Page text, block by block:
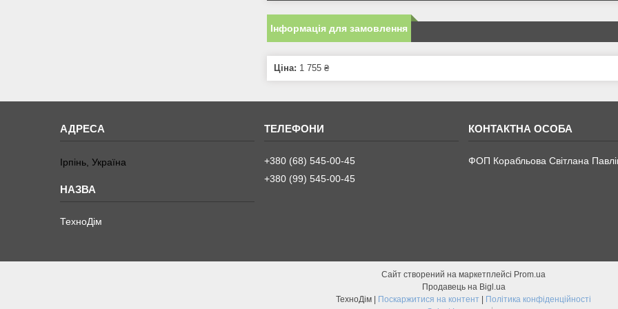
Інформація для замовлення
Ціна: 1 755 ₴
Ірпінь, Україна
ТехноДім
+380 (68) 545-00-45
+380 (99) 545-00-45
ФОП Корабльова Світлана
Сайт створений на маркетплейсі Prom.ua
Продавець на Bigl.ua
ТехноДім | Поскаржитися на контент | Політика конфіденційності